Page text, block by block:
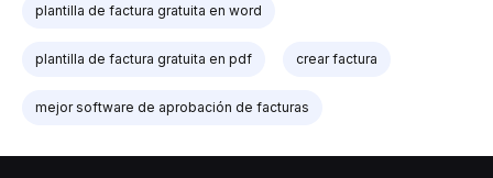
plantilla de factura gratuita en word
plantilla de factura gratuita en pdf crear factura
mejor software de aprobación de facturas